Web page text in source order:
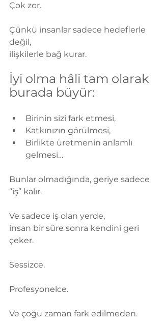
Çok zor.
Çünkü insanlar sadece hedeflerle
değil,
ilişkilerle bağ kurar.
İyi olma hâli tam olarak
burada büyür:
Birinin sizi fark etmesi,
Katkınızın görülmesi,
Birlikte üretmenin anlamlı
gelmesi…
Bunlar olmadığında, geriye sadece
“iş” kalır.
Ve sadece iş olan yerde,
insan bir süre sonra kendini geri
çeker.
Sessizce.
Profesyonelce.
Ve çoğu zaman fark edilmeden.